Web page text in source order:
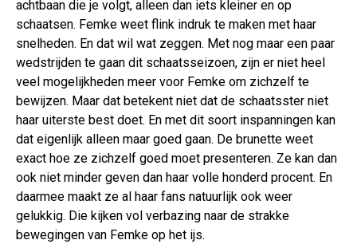
achtbaan die je volgt, alleen dan iets kleiner en op
schaatsen. Femke weet flink indruk te maken met haar
snelheden. En dat wil wat zeggen. Met nog maar een paar
wedstrijden te gaan dit schaatsseizoen, zijn er niet heel
veel mogelijkheden meer voor Femke om zichzelf te
bewijzen. Maar dat betekent niet dat de schaatsster niet
haar uiterste best doet. En met dit soort inspanningen kan
dat eigenlijk alleen maar goed gaan. De brunette weet
exact hoe ze zichzelf goed moet presenteren. Ze kan dan
ook niet minder geven dan haar volle honderd procent. En
daarmee maakt ze al haar fans natuurlijk ook weer
gelukkig. Die kijken vol verbazing naar de strakke
bewegingen van Femke op het ijs.